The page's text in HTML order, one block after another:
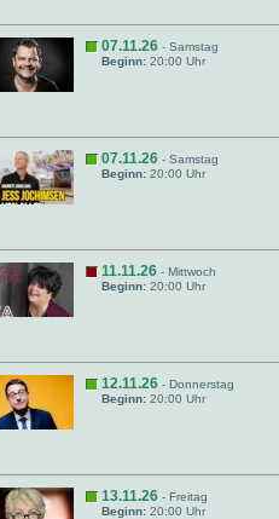
07.11.26 - Samstag
Beginn: 20:00 Uhr
07.11.26 - Samstag
Beginn: 20:00 Uhr
11.11.26 - Mittwoch
Beginn: 20:00 Uhr
12.11.26 - Donnerstag
Beginn: 20:00 Uhr
13.11.26 - Freitag
Beginn: 20:00 Uhr